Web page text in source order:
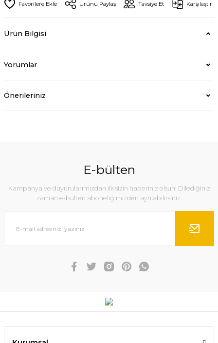
Ürünü Paylaş Tavsiye Et Karşılaştır
Ürün Bilgisi
Yorumlar
Önerileriniz
E-bülten
Kampanya ve duyurularımızdan ilk sizin haberiniz olsun! Dilediğiniz
zaman e-bülten aboneliğimizden ayrılabilirsiniz.